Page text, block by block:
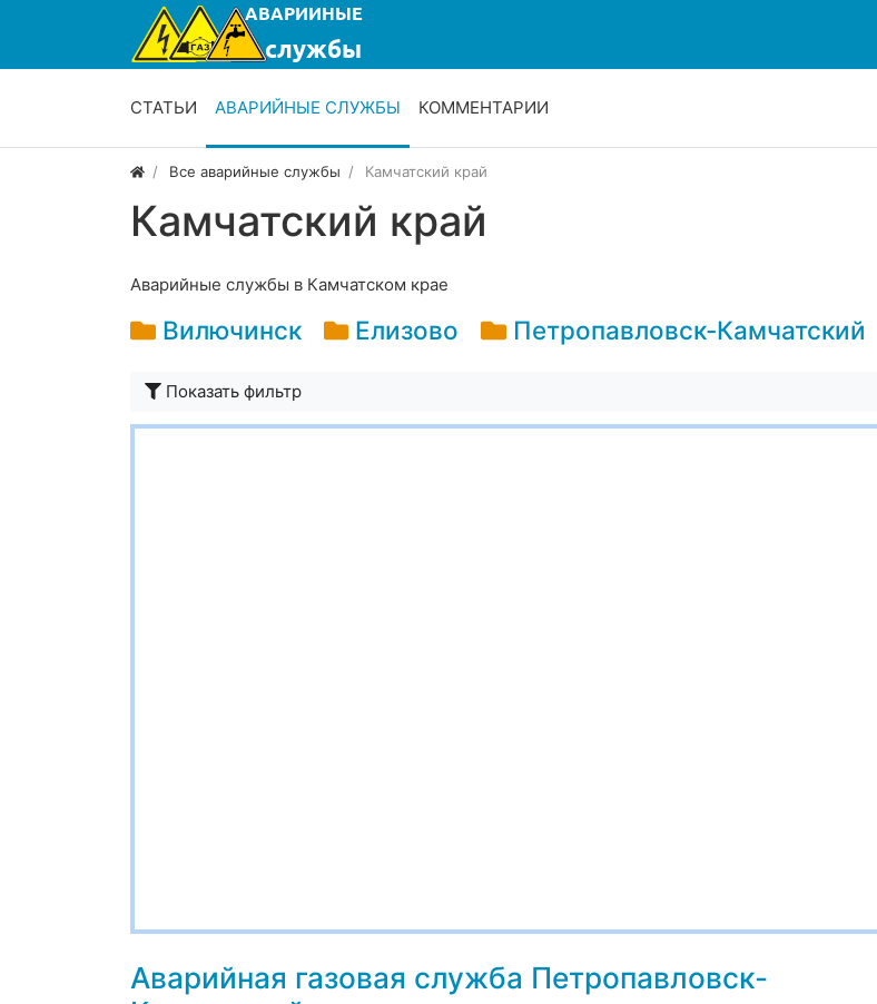
СТАТЬИ АВАРИЙНЫЕ СЛУЖБЫ КОММЕНТАРИИ
Все аварийные службы Камчатский край
Камчатский край
Аварийные службы в Камчатском крае
Вилючинск Елизово Петропавловск-Камчатский
Показать фильтр
Аварийная газовая служба Петропавловск-